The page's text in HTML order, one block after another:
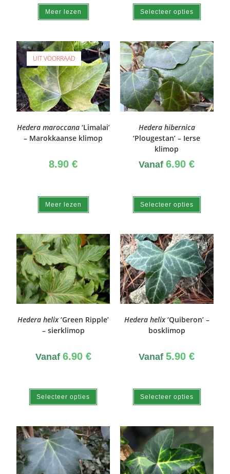
Meer lezen Selecteer opties
UIT VOORRAAD
Hedera maroccana‘Limalai’
– Marokkaanse klimop
8.90€
Meer lezen
Hedera hibernica
‘Plougestan’ – Ierse
klimop
Vanaf6.90€
Selecteer opties
Hedera helix‘Green Ripple’
– sierklimop
Vanaf 6.90 €
Selecteer opties
Hedera helix‘Quiberon’ –
bosklimop
Vanaf5.90€
Selecteer opties